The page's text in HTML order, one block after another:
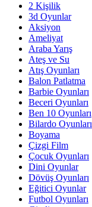
2 Kişilik
3d Oyunlar
Aksiyon
Ameliyat
Araba Yarış
Ateş ve Su
Atış Oyunları
Balon Patlatma
Barbie Oyunları
Beceri Oyunları
Ben 10 Oyunları
Bilardo Oyunları
Boyama
Çizgi Film
Çocuk Oyunları
Dini Oyunlar
Dövüş Oyunları
Eğitici Oyunlar
Futbol Oyunları